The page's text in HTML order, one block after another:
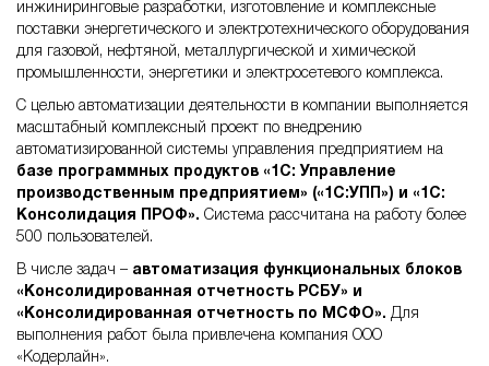
инжиниринговые разработки, изготовление и комплексные
поставки энергетического и электротехнического оборудования
для газовой, нефтяной, металлургической и химической
промышленности, энергетики и электросетевого комплекса.
С целью автоматизации деятельности в компании выполняется
масштабный комплексный проект по внедрению
автоматизированной системы управления предприятием на
базе программных продуктов «1С: Управление
производственным предприятием» («1С:УПП») и «1С:
Консолидация ПРОФ». Система расcчитана на работу более
500 пользователей.
В числе задач – автоматизация функциональных блоков
«Консолидированная отчетность РСБУ» и
«Консолидированная отчетность по МСФО». Для
выполнения работ была привлечена компания ООО
«Кодерлайн».